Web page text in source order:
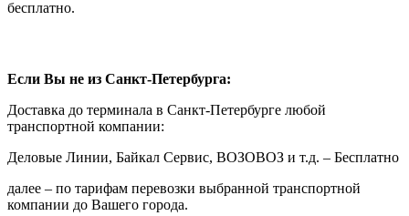
бесплатно.
Если Вы не из Санкт-Петербурга:
Доставка до терминала в Санкт-Петербурге любой
транспортной компании:
Деловые Линии, Байкал Сервис, ВОЗОВОЗ и т.д. – Бесплатно
далее – по тарифам перевозки выбранной транспортной
компании до Вашего города.